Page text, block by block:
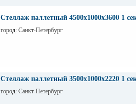
Стеллаж паллетный 4500х1000х3600 1
город: Санкт-Петербург
Стеллаж паллетный 3500х1000х2220 1
город: Санкт-Петербург